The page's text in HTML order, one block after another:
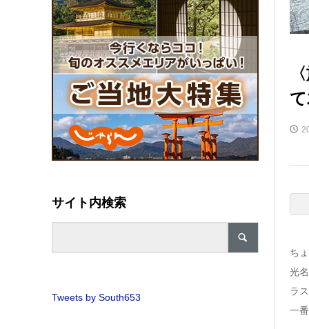
ち
光
ラ
一
サイト内検索
Tweets by South653